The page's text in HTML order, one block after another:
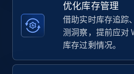
TikTok Shop - category
URL, Title, Available,
price, Final price, Discount
优化库存管理
借助实时库存追踪
测洞察，提前应对
库存过剩情况。